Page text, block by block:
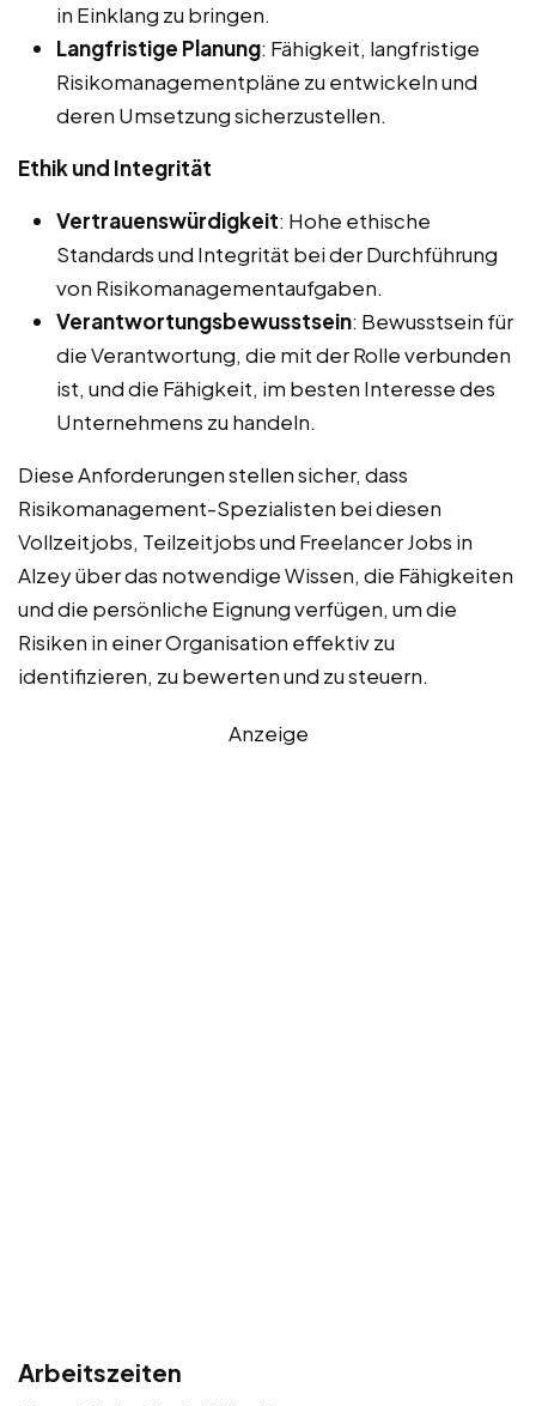
in Einklang zu bringen.
Langfristige Planung: Fähigkeit, langfristige
Risikomanagementpläne zu entwickeln und
deren Umsetzung sicherzustellen.
Ethik und Integrität
Vertrauenswürdigkeit: Hohe ethische
Standards und Integrität bei der Durchführung
von Risikomanagementaufgaben.
Verantwortungsbewusstsein: Bewusstsein für
die Verantwortung, die mit der Rolle verbunden
ist, und die Fähigkeit, im besten Interesse des
Unternehmens zu handeln.
Diese Anforderungen stellen sicher, dass
Risikomanagement-Spezialisten bei diesen
Vollzeitjobs, Teilzeitjobs und Freelancer Jobs in
Alzey über das notwendige Wissen, die Fähigkeiten
und die persönliche Eignung verfügen, um die
Risiken in einer Organisation effektiv zu
identifizieren, zu bewerten und zu steuern.
Anzeige
Arbeitszeiten